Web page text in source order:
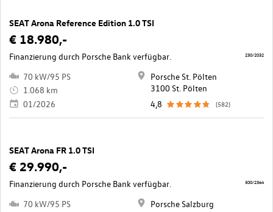
SEAT Arona Reference Edition 1.0 TSI
€ 18.980,-
Finanzierung durch Porsche Bank verfügbar.
70 kW/95 PS
1.068 km
01/2026
Porsche St. Pölten
3100 St. Pölten
4,8
(582)
230/2032
SEAT Arona FR 1.0 TSI
€ 29.990,-
Finanzierung durch Porsche Bank verfügbar.
70 kW/95 PS
Porsche Salzburg
500/2364